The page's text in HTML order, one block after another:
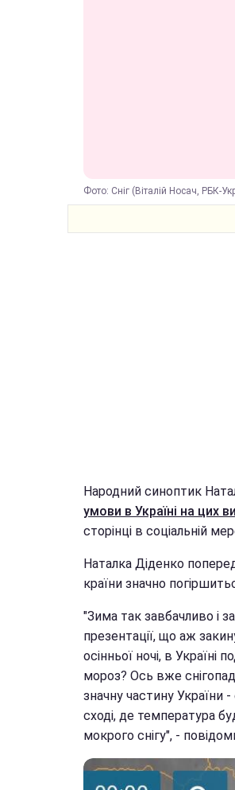
Фото: Сніг (Віталій Носач, РБК-
Народний синоптик
умови в Україні на цих
сторінці в соціальній
Наталка Діденко
країни значно
"Зима так завбачливо і
презентації, що аж
осінньої ночі, в
мороз? Ось вже
значну частину України -
сході, де температура
мокрого снігу", -